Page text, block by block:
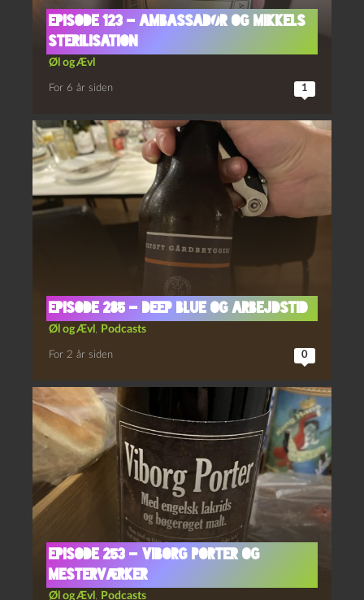
Episode 123 – Ambassadør og Mikkels
Sterilisation
Øl og Ævl
For 6 år siden 1
Episode 285 – Deep Blue og Arbejdstid
Øl og Ævl , Podcasts
For 2 år siden 0
Episode 253 – Viborg Porter og
Mesterværker
Øl og Ævl , Podcasts